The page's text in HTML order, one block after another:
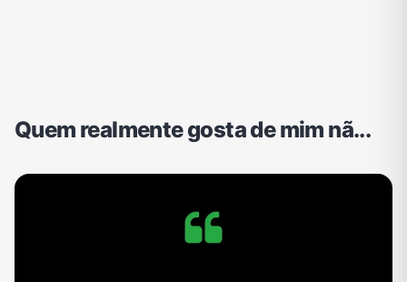
Quem realmente gosta de mim nã...